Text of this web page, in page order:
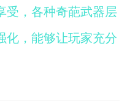
受，各种奇葩武器层
化，能够让玩家充分